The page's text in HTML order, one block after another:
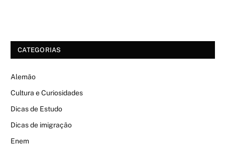
CATEGORIAS
Alemão
Cultura e Curiosidades
Dicas de Estudo
Dicas de imigração
Enem